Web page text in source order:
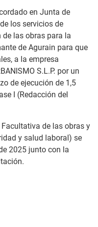
en Junta de
los servicios de
las obras para la
de Agurain para que
a la empresa
S.L.P. por un
de ejecución de 1,5
I (Redacción del
de las obras y
y salud laboral) se
2025 junto con la